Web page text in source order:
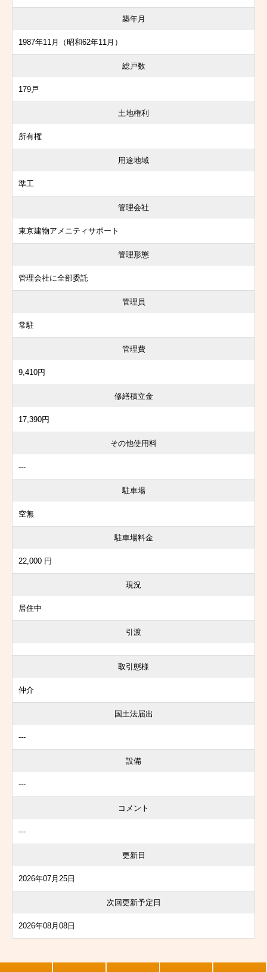
築年月
1987年11月（昭和62年11月）
総戸数
179戸
土地権利
所有権
用途地域
準工
管理会社
東京建物アメニティサポート
管理形態
管理会社に全部委託
管理員
常駐
管理費
9,410円
修繕積立金
17,390円
その他使用料
---
駐車場
空無
駐車場料金
22,000 円
現況
居住中
引渡
取引態様
仲介
国土法届出
---
設備
---
コメント
---
更新日
2026年07月25日
次回更新予定日
2026年08月08日